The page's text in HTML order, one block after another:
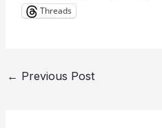
Threads
← Previous Post